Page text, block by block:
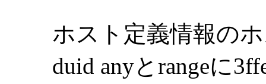
ホスト定義情報の
duid anyとrangeに